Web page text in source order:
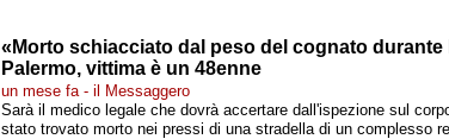
«Morto schiacciato dal peso del cognato durante
Palermo, vittima è un 48enne
un mese fa - il Messaggero
Sarà il medico legale che dovrà accertare dall'ispezione sul
stato trovato morto nei pressi di una stradella di un complesso